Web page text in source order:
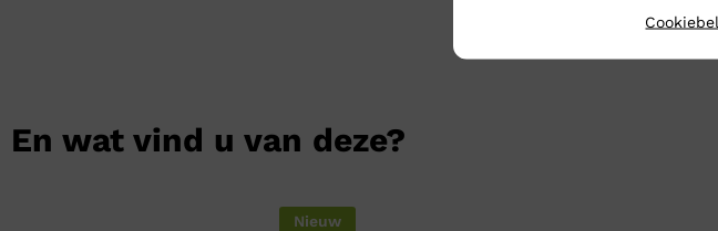
En wat vind u van deze?
Nieuw